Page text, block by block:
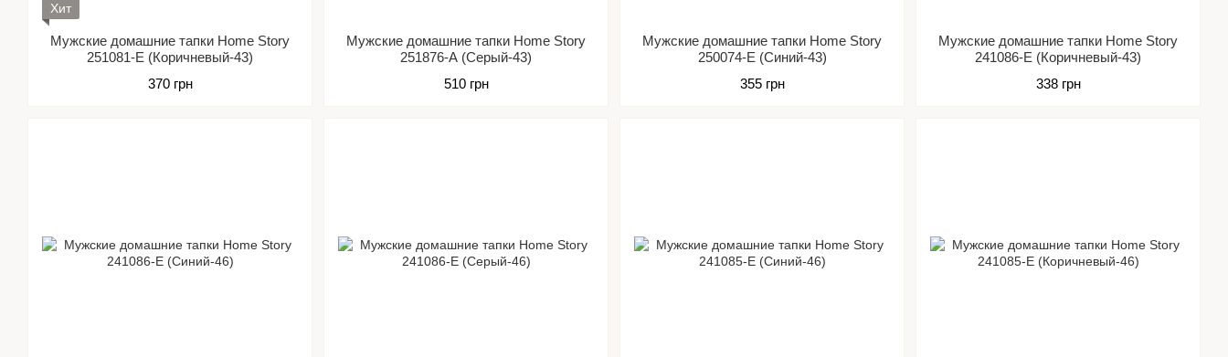
Хит
Мужские домашние тапки Home Story
251081-Е (Коричневый-43)
370 грн
Мужские домашние тапки Home Story
251876-А (Серый-43)
510 грн
Мужские домашние тапки Home Story
250074-Е (Синий-43)
355 грн
Мужские домашние тапки Home Story
241086-Е (Коричневый-43)
338 грн